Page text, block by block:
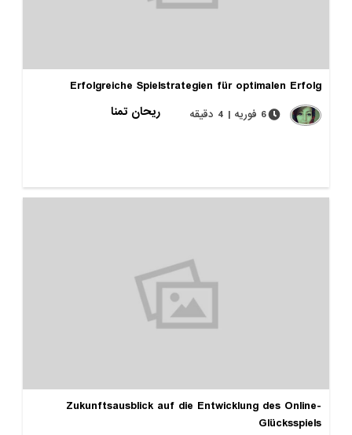
Erfolgreiche Spielstrategien für optimalen Erfolg
ریحان تمنا
6 فوریه | 4 دقیقه
Zukunftsausblick auf die Entwicklung des Online-
Glücksspiels